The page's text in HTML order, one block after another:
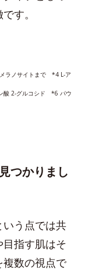
す。
ラノサイトまで *4 L-ア
酸 2-グルコシド *6 パウ
つかりまし
いう点では共
指す肌はそ
数の視点で